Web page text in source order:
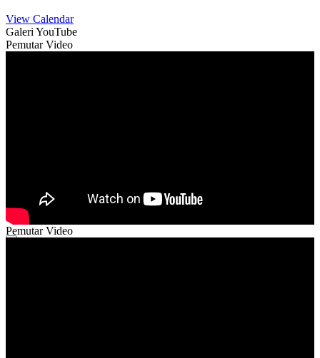
View Calendar
Galeri YouTube
Pemutar Video
Pemutar Video